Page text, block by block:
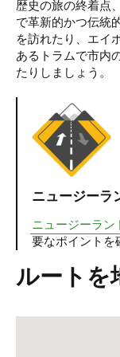
歴史の旅の終着点、
で革新的かつ伝統
を訪れたり、エイ
あるトラムで市内
たりしましょう。
ニュージーラ
ニュージーラン
要なポイントを
ルートを